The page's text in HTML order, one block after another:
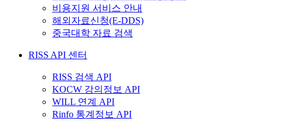
비용지원 서비스 안내
해외자료신청(E-DDS)
중국대학 자료 검색
RISS API 센터
RISS 검색 API
KOCW 강의정보 API
WILL 연계 API
Rinfo 통계정보 API